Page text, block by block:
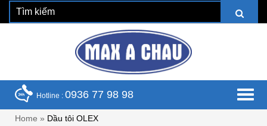
Hotline : 0936 77 98 98
Home » Dầu tôi OLEX